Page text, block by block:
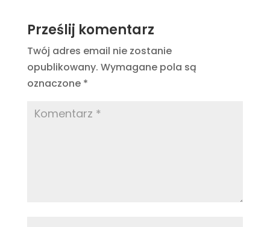
Prześlij komentarz
Twój adres email nie zostanie
opublikowany. Wymagane pola są
oznaczone *